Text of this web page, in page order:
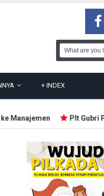
+ INDEX
Plt Gubri